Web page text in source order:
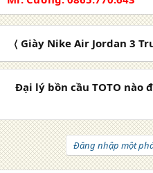
〈 Giày Nike Air Jordan 3
Đại lý bồn cầu TOTO nào
Đăng nhập một